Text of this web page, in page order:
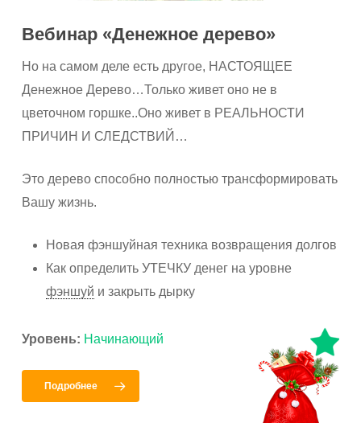
Вебинар «Денежное дерево»
Но на самом деле есть другое, НАСТОЯЩЕЕ
Денежное Дерево…Только живет оно не в
цветочном горшке..Оно живет в РЕАЛЬНОСТИ
ПРИЧИН И СЛЕДСТВИЙ…
Это дерево способно полностью трансформировать
Вашу жизнь.
Новая фэншуйная техника возвращения долгов
Как определить УТЕЧКУ денег на уровне
фэншуй и закрыть дырку
Уровень: Начинающий
Подробнее